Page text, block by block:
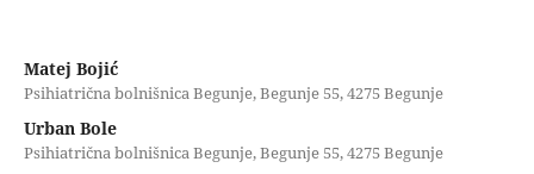
Matej Bojić
Psihiatrična bolnišnica Begunje, Begunje 55, 4275 Begunje
Urban Bole
Psihiatrična bolnišnica Begunje, Begunje 55, 4275 Begunje